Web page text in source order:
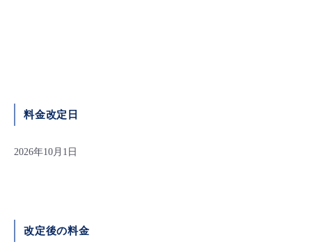
料金改定日
2026年10月1日
改定後の料金